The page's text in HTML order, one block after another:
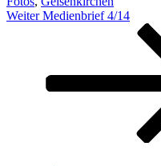
Beitragsnavigation
Nächster
Weiter Medienbrief 4/14